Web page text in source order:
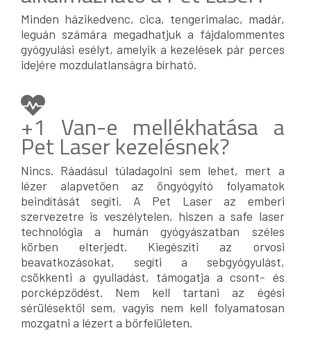
Minden házikedvenc, cica, tengerimalac, madár,
leguán számára megadhatjuk a fájdalommentes
gyógyulási esélyt, amelyik a kezelések pár perces
idejére mozdulatlanságra bírható.
+1 Van-e mellékhatása a
Pet Laser kezelésnek?
Nincs. Ráadásul túladagolni sem lehet, mert a
lézer alapvetően az öngyógyító folyamatok
beindítását segíti. A Pet Laser az emberi
szervezetre is veszélytelen, hiszen a safe laser
technológia a humán gyógyászatban széles
körben elterjedt. Kiegészíti az orvosi
beavatkozásokat, segíti a sebgyógyulást,
csökkenti a gyulladást, támogatja a csont- és
porcképződést. Nem kell tartani az égési
sérülésektől sem, vagyis nem kell folyamatosan
mozgatni a lézert a bőrfelületen.